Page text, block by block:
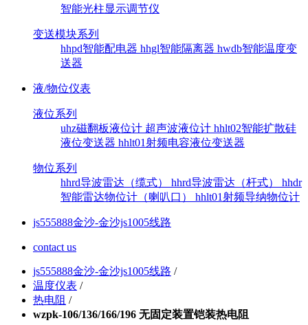
智能光柱显示调节仪
变送模块系列
hhpd智能配电器 hhgl智能隔离器 hwdb智能温度变
送器
液/物位仪表
液位系列
uhz磁翻板液位计 超声波液位计 hhlt02智能扩散硅
液位变送器 hhlt01射频电容液位变送器
物位系列
hhrd导波雷达（缆式） hhrd导波雷达（杆式） hhdr
智能雷达物位计（喇叭口） hhlt01射频导纳物位计
js555888金沙-金沙js1005线路
contact us
js555888金沙-金沙js1005线路 /
温度仪表 /
热电阻 /
wzpk-106/136/166/196 无固定装置铠装热电阻